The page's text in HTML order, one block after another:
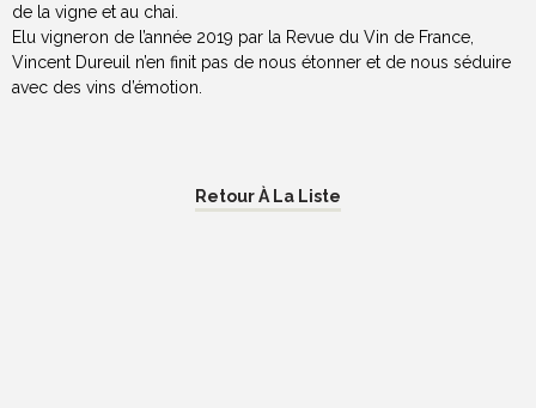
de la vigne et au chai.
Elu vigneron de l’année 2019 par la Revue du Vin de France,
Vincent Dureuil n’en finit pas de nous étonner et de nous séduire
avec des vins d’émotion.
Retour À La Liste